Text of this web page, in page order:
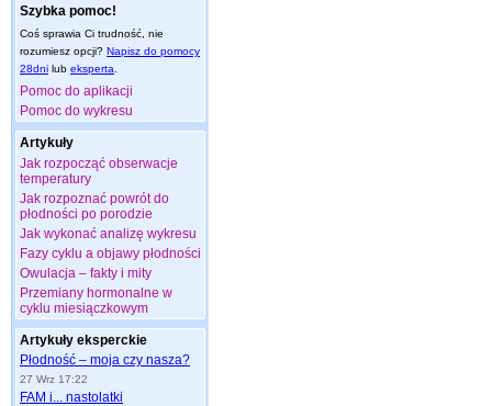
Szybka pomoc!
Coś sprawia Ci trudność, nie
rozumiesz opcji? Napisz do pomocy
28dni lub eksperta
Pomoc do aplikacji
Pomoc do wykresu
Artykuły
Jak rozpocząć obserwacje
temperatury
Jak rozpoznać powrót do
płodności po porodzie
Jak wykonać analizę wykresu
Fazy cyklu a objawy płodności
Owulacja – fakty i mity
Przemiany hormonalne w
cyklu miesiączkowym
Artykuły eksperckie
Płodność – moja czy nasza?
27 Wrz 17:22
FAM i... nastolatki